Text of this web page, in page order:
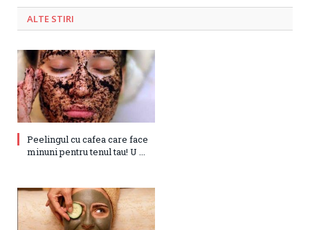
ALTE STIRI
Peelingul cu cafea care face
minuni pentru tenul tau! U ...